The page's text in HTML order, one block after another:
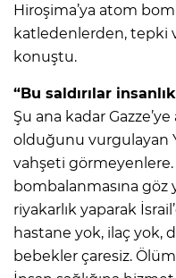
Hiroşima’ya atom
katledenlerden, tepki
konuştu.
“Bu saldırılar
Şu ana kadar
olduğunu vurgulayan
vahşeti görmeyenlere.
bombalanmasına göz
riyakarlık yaparak
hastane yok, ilaç yok,
bebekler çaresiz.